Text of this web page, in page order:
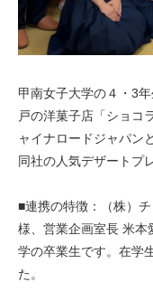
甲南女子大学の４・3
戸の洋菓子店「ショコ
ャイナロードジャパン
同社の人気デザートプ
■連携の特徴：（株）
様、営業企画室長 米本
学の卒業生です。在学
た。